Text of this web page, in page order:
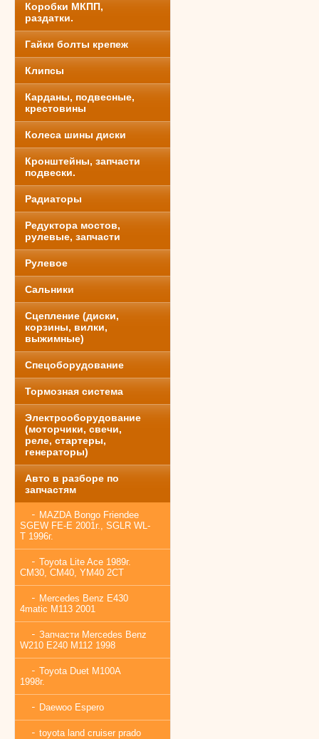
Коробки МКПП,
раздатки.
Гайки болты крепеж
Клипсы
Карданы, подвесные,
крестовины
Колеса шины диски
Кронштейны, запчасти
подвески.
Радиаторы
Редуктора мостов,
рулевые, запчасти
Рулевое
Сальники
Сцепление (диски,
корзины, вилки,
выжимные)
Спецоборудование
Тормозная система
Электрооборудование
(моторчики, свечи,
реле, стартеры,
генераторы)
Авто в разборе по
запчастям
MAZDA Bongo Friendee
SGEW FE-E 2001г., SGLR WL-
T 1996г.
Toyota Lite Ace 1989г.
CM30, CM40, YM40 2CT
Mercedes Benz E430
4matic M113 2001
Запчасти Mercedes Benz
W210 E240 M112 1998
Toyota Duet M100A
1998г.
Daewoo Espero
toyota land cruiser prado